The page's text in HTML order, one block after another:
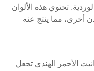
تحتوي هذه الألوان
أخرى، مما ينتج عنه
الأحمر الهندي تجعل